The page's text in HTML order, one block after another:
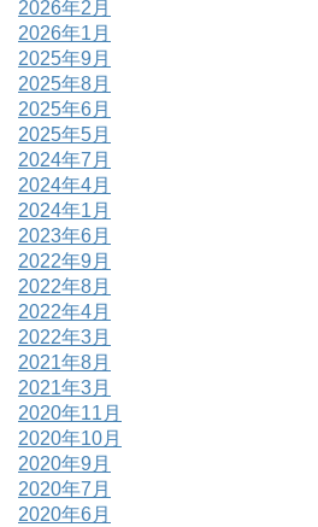
2026年2月
2026年1月
2025年9月
2025年8月
2025年6月
2025年5月
2024年7月
2024年4月
2024年1月
2023年6月
2022年9月
2022年8月
2022年4月
2022年3月
2021年8月
2021年3月
2020年11月
2020年10月
2020年9月
2020年7月
2020年6月